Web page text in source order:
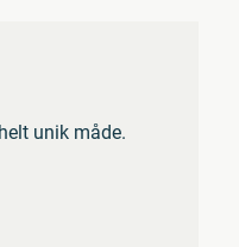
unik måde.